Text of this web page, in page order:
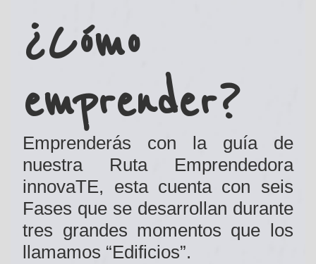
¿Cómo
emprender?
Emprenderás con la guía de
nuestra Ruta Emprendedora
innovaTE, esta cuenta con seis
Fases que se desarrollan durante
tres grandes momentos que los
llamamos “Edificios”.